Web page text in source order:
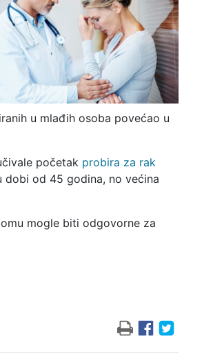
u mlađih osoba povećao u
početak probira za rak
dobi od 45 godina, no većina
mogle biti odgovorne za